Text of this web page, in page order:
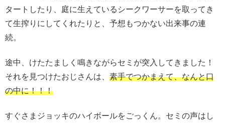
タートしたり、庭に生えているシークワーサーを取ってき
て生搾りにしてくれたりと、予想もつかない出来事の連
続。
途中、けたたましく鳴きながらセミが突入してきました！
それを見つけたおじさんは、 素手でつかまえて、なんと口
の中に！！！
すぐさまジョッキのハイボールをごっくん。セミの声はし